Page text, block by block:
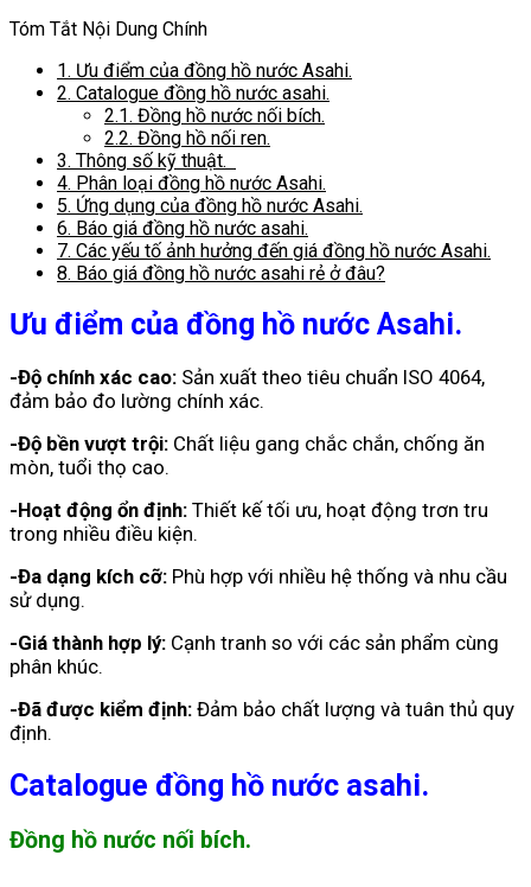
Tóm Tắt Nội Dung Chính
1. Ưu điểm của đồng hồ nước Asahi.
2. Catalogue đồng hồ nước asahi.
2.1. Đồng hồ nước nối bích.
2.2. Đồng hồ nối ren.
3. Thông số kỹ thuật.
4. Phân loại đồng hồ nước Asahi.
5. Ứng dụng của đồng hồ nước Asahi.
6. Báo giá đồng hồ nước asahi.
7. Các yếu tố ảnh hưởng đến giá đồng hồ nước Asahi.
8. Báo giá đồng hồ nước asahi rẻ ở đâu?
Ưu điểm của đồng hồ nước Asahi.
-Độ chính xác cao: Sản xuất theo tiêu chuẩn ISO 4064,
đảm bảo đo lường chính xác.
-Độ bền vượt trội: Chất liệu gang chắc chắn, chống ăn
mòn, tuổi thọ cao.
-Hoạt động ổn định: Thiết kế tối ưu, hoạt động trơn tru
trong nhiều điều kiện.
-Đa dạng kích cỡ: Phù hợp với nhiều hệ thống và nhu cầu
sử dụng.
-Giá thành hợp lý: Cạnh tranh so với các sản phẩm cùng
phân khúc.
-Đã được kiểm định: Đảm bảo chất lượng và tuân thủ quy
định.
Catalogue đồng hồ nước asahi.
Đồng hồ nước nối bích.